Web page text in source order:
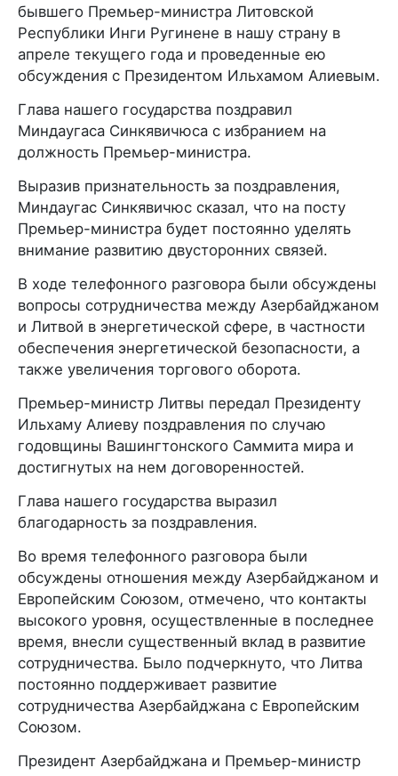
бывшего Премьер-министра Литовской
Республики Инги Ругинене в нашу страну в
апреле текущего года и проведенные ею
обсуждения с Президентом Ильхамом Алиевым.
Глава нашего государства поздравил
Миндаугаса Синкявичюса с избранием на
должность Премьер-министра.
Выразив признательность за поздравления,
Миндаугас Синкявичюс сказал, что на посту
Премьер-министра будет постоянно уделять
внимание развитию двусторонних связей.
В ходе телефонного разговора были обсуждены
вопросы сотрудничества между Азербайджаном
и Литвой в энергетической сфере, в частности
обеспечения энергетической безопасности, а
также увеличения торгового оборота.
Премьер-министр Литвы передал Президенту
Ильхаму Алиеву поздравления по случаю
годовщины Вашингтонского Саммита мира и
достигнутых на нем договоренностей.
Глава нашего государства выразил
благодарность за поздравления.
Во время телефонного разговора были
обсуждены отношения между Азербайджаном и
Европейским Союзом, отмечено, что контакты
высокого уровня, осуществленные в последнее
время, внесли существенный вклад в развитие
сотрудничества. Было подчеркнуто, что Литва
постоянно поддерживает развитие
сотрудничества Азербайджана с Европейским
Союзом.
Президент Азербайджана и Премьер-министр